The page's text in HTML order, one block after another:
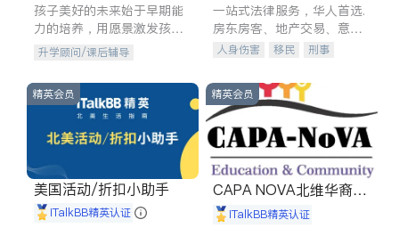
孩子美好的未来始于早期能
力的培养，用愿景激发孩子
的学习潜力和动力。理念：
拥有成长型心态是成功的基
石。
升学顾问/课后辅导
一站式法律服务，华人首选.
房东房客、地产交易、意外
伤害、车祸重伤、商业诉
建筑合同、刑事案件全包办
人身伤害 移民
刑事
信托/遗嘱
商业
索赔
律师-其它 保释
精英会员
美国活动/折扣小助手
iTalkBB精英认证
精英会员
CAPA NOVA北维华裔家
长会iTalkBB精英认证